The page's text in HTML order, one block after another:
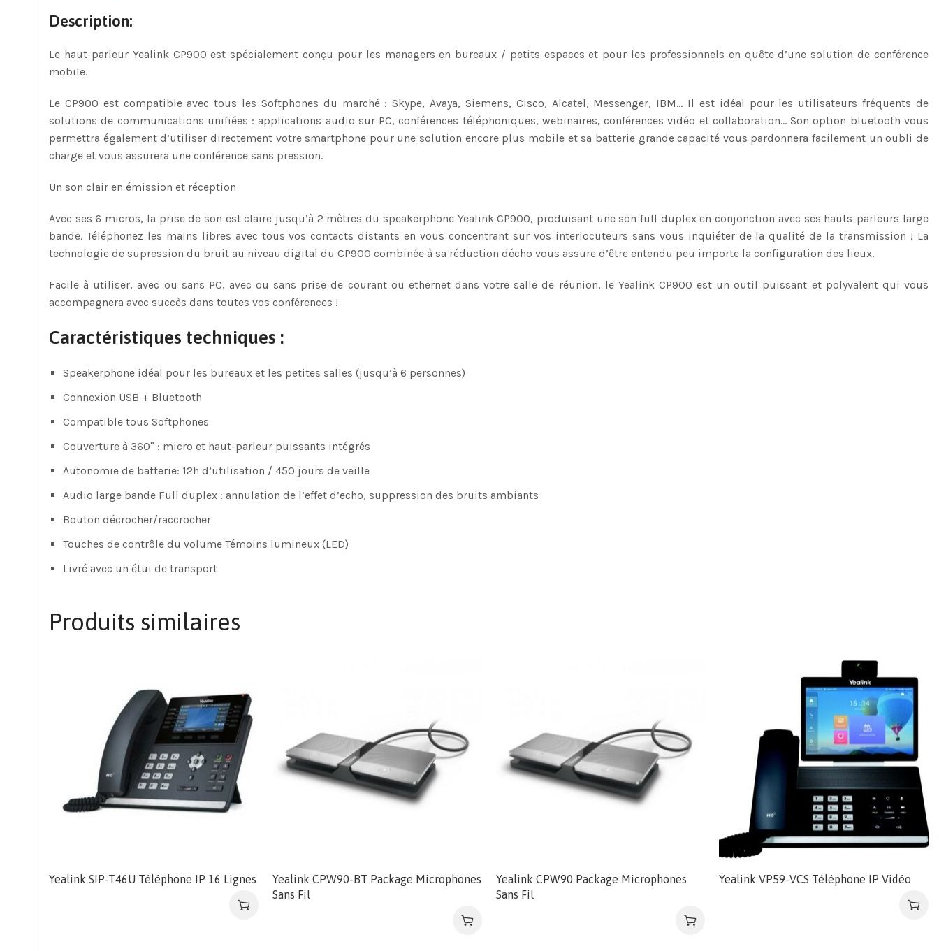
Description:
Le haut-parleur Yealink CP900 est spécialement conçu pour les managers en bureaux / petits espaces et pour les professionnels en quête d’une solution de conférence
mobile.
Le CP900 est compatible avec tous les Softphones du marché : Skype, Avaya, Siemens, Cisco, Alcatel, Messenger, IBM… Il est idéal pour les utilisateurs fréquents de
solutions de communications unifiées : applications audio sur PC, conférences téléphoniques, webinaires, conférences vidéo et collaboration… Son option bluetooth vous
permettra également d’utiliser directement votre smartphone pour une solution encore plus mobile et sa batterie grande capacité vous pardonnera facilement un oubli de
charge et vous assurera une conférence sans pression.
Un son clair en émission et réception
Avec ses 6 micros, la prise de son est claire jusqu’à 2 mètres du speakerphone Yealink CP900, produisant une son full duplex en conjonction avec ses hauts-parleurs large
bande. Téléphonez les mains libres avec tous vos contacts distants en vous concentrant sur vos interlocuteurs sans vous inquiéter de la qualité de la transmission ! La
technologie de supression du bruit au niveau digital du CP900 combinée à sa réduction décho vous assure d’être entendu peu importe la configuration des lieux.
Facile à utiliser, avec ou sans PC, avec ou sans prise de courant ou ethernet dans votre salle de réunion, le Yealink CP900 est un outil puissant et polyvalent qui vous
accompagnera avec succès dans toutes vos conférences !
Caractéristiques techniques :
Speakerphone idéal pour les bureaux et les petites salles (jusqu’à 6 personnes)
Connexion USB + Bluetooth
Compatible tous Softphones
Couverture à 360° : micro et haut-parleur puissants intégrés
Autonomie de batterie: 12h d’utilisation / 450 jours de veille
Audio large bande Full duplex : annulation de l’effet d’echo, suppression des bruits ambiants
Bouton décrocher/raccrocher
Touches de contrôle du volume Témoins lumineux (LED)
Livré avec un étui de transport
Produits similaires
Yealink SIP-T46U Téléphone IP 16 Lignes
Yealink CPW90-BT Package Microphones
Sans Fil
Yealink CPW90 Package Microphones
Sans Fil
Yealink VP59-VCS Téléphone IP Vidéo